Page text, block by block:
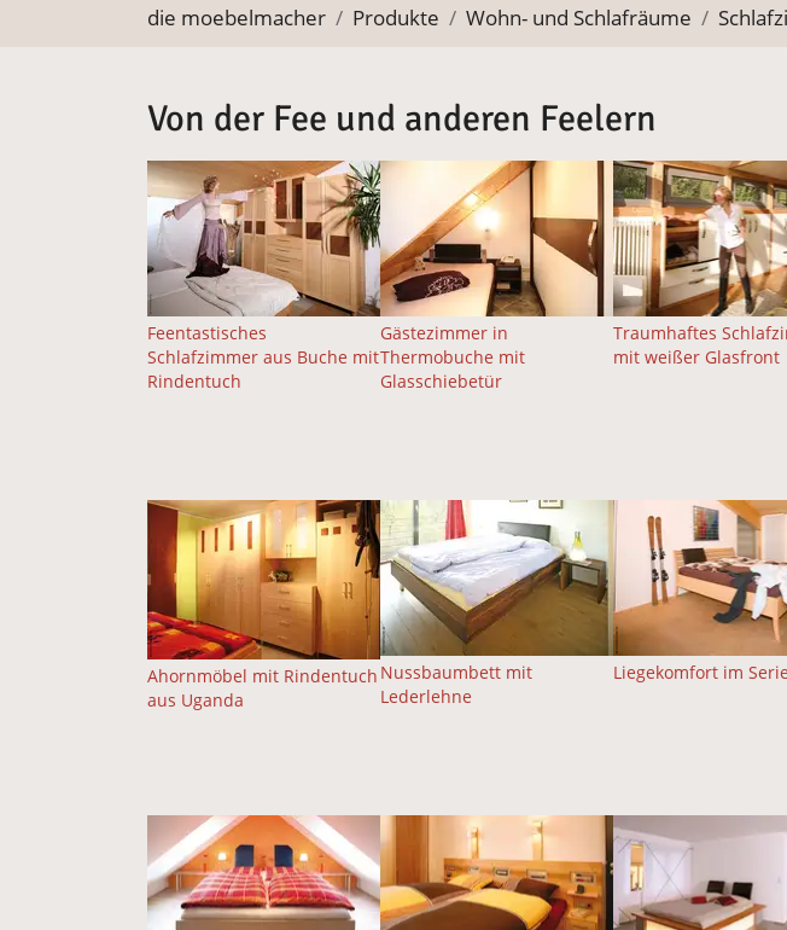
die moebelmacher Produkte Wohn- und Schlafräume
Von der Fee und anderen Feelern
Feentastisches
Schlafzimmer aus Buche mit
Rindentuch
Gästezimmer in
Thermobuche mit
Glasschiebetür
Traumhaftes
mit weißer Glasfront
Ahornmöbel mit Rindentuch
aus Uganda
Nussbaumbett mit
Lederlehne
Liegekomfort im